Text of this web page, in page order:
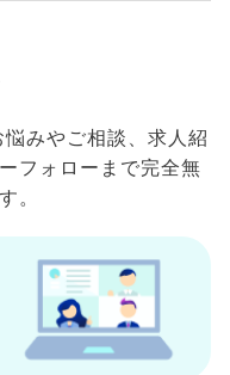
みやご相談、求人紹
フォローまで完全無
。